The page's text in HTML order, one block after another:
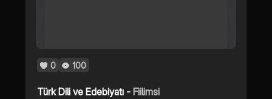
0 100
Türk Dili ve Edebiyatı -Fiilimsi